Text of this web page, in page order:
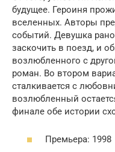
будущее. Героиня
вселенных. Авторы
событий. Девушка
заскочить в поезд, и
возлюбленного с
роман. Во втором
сталкивается с
возлюбленный
финале обе истории
Премьера: 1998